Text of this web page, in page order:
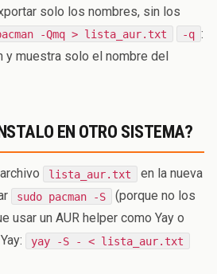
solo los nombres, sin los
-Qmq > lista_aur.txt -q :
y muestra solo el nombre del
EN OTRO SISTEMA?
lista_aur.txt
en la nueva
sudo pacman -S
(porque no los
usar un AUR helper como Yay o
yay -S - < lista_aur.txt